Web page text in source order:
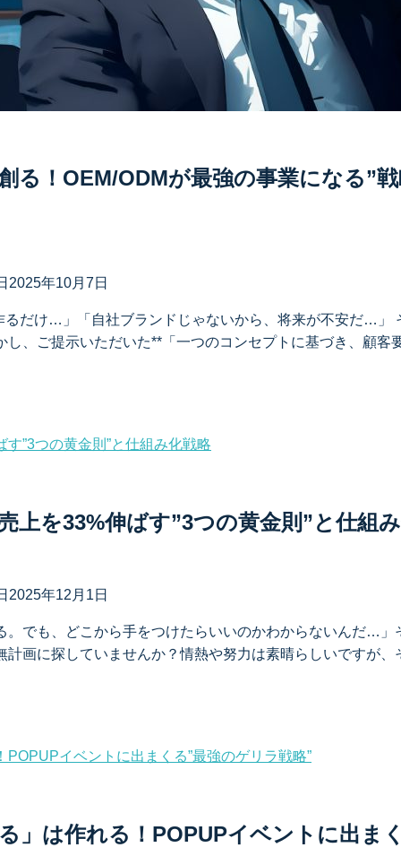
る！OEM/ODMが最強の事業になる”
2025年10月7日
るだけ…」「自社ブランドじゃないから、将来が不安だ…」
し、ご提示いただいた**「一つのコンセプトに基づき、顧客
上を33%伸ばす”3つの黄金則”と仕組
2025年12月1日
。でも、どこから手をつけたらいいのかわからないんだ…」
計画に探していませんか？情熱や努力は素晴らしいですが
」は作れる！POPUPイベントに出ま